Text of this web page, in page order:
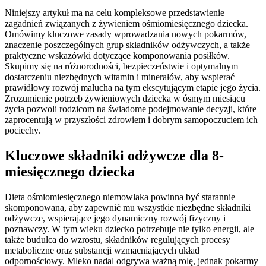
Niniejszy artykuł ma na celu kompleksowe przedstawienie
zagadnień związanych z żywieniem ośmiomiesięcznego dziecka.
Omówimy kluczowe zasady wprowadzania nowych pokarmów,
znaczenie poszczególnych grup składników odżywczych, a także
praktyczne wskazówki dotyczące komponowania posiłków.
Skupimy się na różnorodności, bezpieczeństwie i optymalnym
dostarczeniu niezbędnych witamin i minerałów, aby wspierać
prawidłowy rozwój malucha na tym ekscytującym etapie jego życia.
Zrozumienie potrzeb żywieniowych dziecka w ósmym miesiącu
życia pozwoli rodzicom na świadome podejmowanie decyzji, które
zaprocentują w przyszłości zdrowiem i dobrym samopoczuciem ich
pociechy.
Kluczowe składniki odżywcze dla 8-
miesięcznego dziecka
Dieta ośmiomiesięcznego niemowlaka powinna być starannie
skomponowana, aby zapewnić mu wszystkie niezbędne składniki
odżywcze, wspierające jego dynamiczny rozwój fizyczny i
poznawczy. W tym wieku dziecko potrzebuje nie tylko energii, ale
także budulca do wzrostu, składników regulujących procesy
metaboliczne oraz substancji wzmacniających układ
odpornościowy. Mleko nadal odgrywa ważną rolę, jednak pokarmy